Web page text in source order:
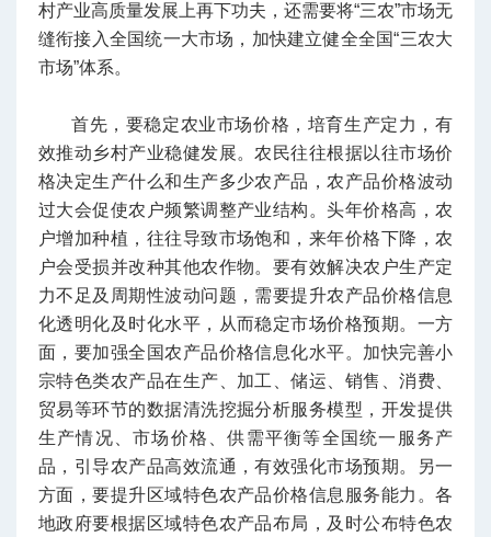
村产业高质量发展上再下功夫，还需要将“三农”市场无
缝衔接入全国统一大市场，加快建立健全全国“三农大
市场”体系。
首先，要稳定农业市场价格，培育生产定力，有
效推动乡村产业稳健发展。农民往往根据以往市场价
格决定生产什么和生产多少农产品，农产品价格波动
过大会促使农户频繁调整产业结构。头年价格高，农
户增加种植，往往导致市场饱和，来年价格下降，农
户会受损并改种其他农作物。要有效解决农户生产定
力不足及周期性波动问题，需要提升农产品价格信息
化透明化及时化水平，从而稳定市场价格预期。一方
面，要加强全国农产品价格信息化水平。加快完善小
宗特色类农产品在生产、加工、储运、销售、消费、
贸易等环节的数据清洗挖掘分析服务模型，开发提供
生产情况、市场价格、供需平衡等全国统一服务产
品，引导农产品高效流通，有效强化市场预期。另一
方面，要提升区域特色农产品价格信息服务能力。各
地政府要根据区域特色农产品布局，及时公布特色农